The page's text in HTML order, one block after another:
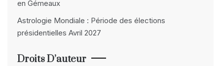
en Gémeaux
Astrologie Mondiale : Période des élections
présidentielles Avril 2027
Droits D’auteur